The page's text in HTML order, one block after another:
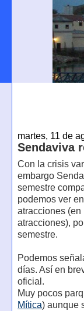
martes, 11 de
Sendaviva
Con la crisis
embargo
semestre
podemos ver en
atracciones
atracciones),
semestre.
Podemos
días. Así en
oficial.
Muy pocos
Mítica) aunque